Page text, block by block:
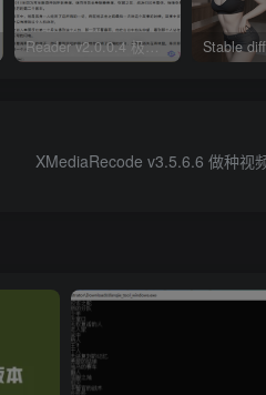
Reader v2.0.0.4 极简小说阅读器支持导入在线及离线书源
XMediaRecode v3.5.6.6 做种视